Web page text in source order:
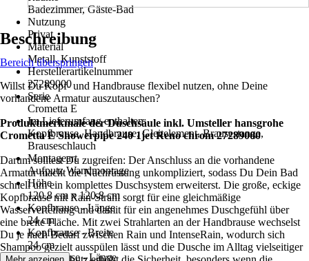
Badezimmer, Gäste-Bad
Nutzung
Privat
Material
Metall, Kunststoff
Herstellerartikelnummer
27289000
Serie
Crometta E
Im Lieferumfang enthalten
Kopfbrause, Handbrause, Gleitelement, Brausestange,
Brauseschlauch
Montageart
Aufputz Wandmontage
Höhe
120.8 cm x 120.8 cm
Kopfbrause - Länge
24 cm
Kopfbrause - Breite
24 cm
Handbrause - Länge
Beschreibung
Bereich überspringen
Willst Du Kopf- und Handbrause flexibel nutzen, ohne Deine
vorhandene Armatur auszutauschen?
Produktmerkmale der Duschsäule inkl. Umsteller hansgrohe
Crometta E Showerpipe 240 1jet Reno chrom 27289000
Darum solltest Du zugreifen: Der Anschluss an die vorhandene
Armatur macht die Nachrüstung unkompliziert, sodass Du Dein Bad
schnell um ein komplettes Duschsystem erweiterst. Die große, eckige
Kopfbrause mit Rain-Strahl sorgt für eine gleichmäßige
Wasserverteilung und damit für ein angenehmes Duschgefühl über
eine breite Fläche. Mit zwei Strahlarten an der Handbrause wechselst
Du je nach Bedarf zwischen Rain und IntenseRain, wodurch sich
Shampoo gezielt ausspülen lässt und die Dusche im Alltag vielseitiger